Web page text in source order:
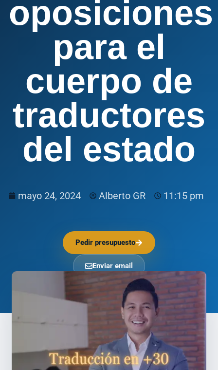
oposiciones
para el
cuerpo de
traductores
del estado
mayo 24, 2024 Alberto GR 11:15 pm
Pedir presupuesto
Enviar email